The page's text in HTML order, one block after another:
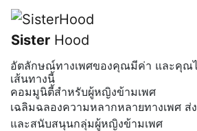
Sister Hood
อัตลักษณ์ทางเพศของคุณมีค่า และคุณ
เส้นทางนี้
คอมมูนิตี้สำหรับผู้หญิงข้ามเพศ
เฉลิมฉลองความหลากหลายทางเพศ ส่
และสนับสนุนกลุ่มผู้หญิงข้ามเพศ